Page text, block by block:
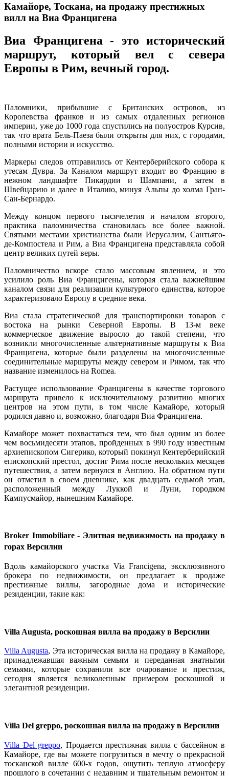
Камайоре, Тоскана, на продажу престижных
вилл на Виа Францигена
Виа Францигена - это исторический
маршрут, который вел с севера
Европы в Рим, вечный город.
Паломники, прибывшие с Британских островов, из
Королевства франков и из самых отдаленных регионов
империи, уже до 1000 года спустились на полуостров Курсив,
так что врата Бель-Паеза были открыты для них, с городами,
полными истории и искусство.
Маркеры следов отправились от Кентерберийского собора к
утесам Дувра. За Каналом маршрут входит во Францию ​​в
нежном ландшафте Пикардии и Шампани, а затем в
Швейцарию и далее в Италию, минуя Альпы до холма Гран-
Сан-Бернардо.
Между концом первого тысячелетия и началом второго,
практика паломничества становилась все более важной.
Святыми местами христианства были Иерусалим, Сантьяго-
де-Компостела и Рим, а Виа Францигена представляла собой
центр великих путей веры.
Паломничество вскоре стало массовым явлением, и это
усилило роль Виа Францигены, которая стала важнейшим
каналом связи для реализации культурного единства, которое
характеризовало Европу в средние века.
Виа стала стратегической для транспортировки товаров с
востока на рынки Северной Европы. В 13-м веке
коммерческое движение выросло до такой степени, что
возникли многочисленные альтернативные маршруты к Виа
Францигена, которые были разделены на многочисленные
соединительные маршруты между севером и Римом, так что
название изменилось на Romea.
Растущее использование Францигены в качестве торгового
маршрута привело к исключительному развитию многих
центров на этом пути, в том числе Камайоре, который
родился давно и, возможно, благодаря Виа Францигена.
Камайоре может похвастаться тем, что был одним из более
чем восьмидесяти этапов, пройденных в 990 году известным
архиепископом Сигерико, который покинул Кентерберийский
епископский престол, достиг Рима после нескольких месяцев
путешествия, а затем вернулся в Англию. На обратном пути
он отметил в своем дневнике, как двадцать седьмой этап,
расположенный между Луккой и Луни, городком
Кампусмайор, нынешним Камайоре.
Broker Immobiliare - Элитная недвижимость на продажу в
горах Версилии
Вдоль камайорского участка Via Francigena, эксклюзивного
брокера по недвижимости, он предлагает к продаже
престижные виллы, загородные дома и исторические
резиденции, такие как:
Villa Augusta, роскошная вилла на продажу в Версилии
Villa Augusta, Эта историческая вилла на продажу в Камайоре,
принадлежавшая важным семьям и переданная знатными
семьями, которые сохранили все очарование и престиж,
сегодня является великолепным примером роскошной и
элегантной резиденции.
Villa Del greppo, роскошная вилла на продажу в Версилии
Villa Del greppo, Продается престижная вилла с бассейном в
Камайоре, где вы можете погрузиться в мечту о прекрасной
тосканской вилле 600-х годов, ощутить теплую атмосферу
прошлого в сочетании с недавним и тщательным ремонтом и